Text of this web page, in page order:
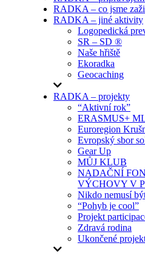
RADKA – co jsme
RADKA – jiné aktivity
Logopedická
SR – SD ®
Naše hřiště
Ekoradka
Geocaching
RADKA – projekty
“Aktivní rok”
ERASMUS+
Euroregion
Evropský sbor
Gear Up
MŮJ KLUB
NADAČNÍ
VÝCHOVY V
Nikdo nemusí
“Pohyb je cool”
Projekt
Zdravá rodina
Ukončené